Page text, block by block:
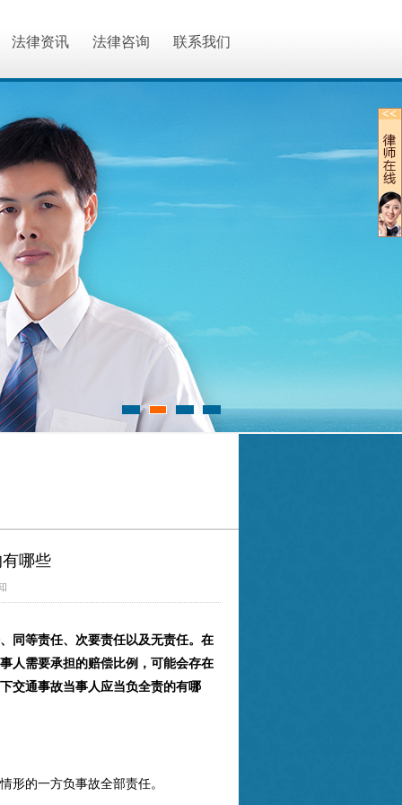
法律资讯 法律咨询 联系我们
哪些
等责任、次要责任以及无责任。在
人需要承担的赔偿比例，可能会存在
交通事故当事人应当负全责的有哪
的一方负事故全部责任。